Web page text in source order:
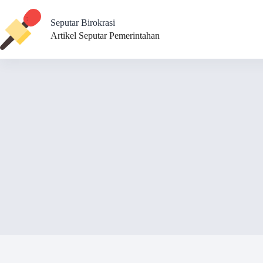
content
Seputar Birokrasi
Artikel Seputar Pemerintahan